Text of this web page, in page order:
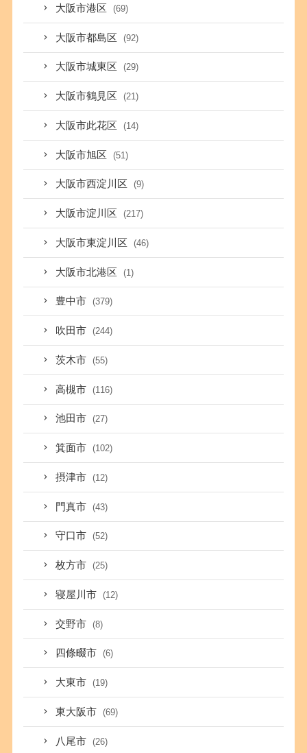
大阪市港区 (69)
大阪市都島区 (92)
大阪市城東区 (29)
大阪市鶴見区 (21)
大阪市此花区 (14)
大阪市旭区 (51)
大阪市西淀川区 (9)
大阪市淀川区 (217)
大阪市東淀川区 (46)
大阪市北港区 (1)
豊中市 (379)
吹田市 (244)
茨木市 (55)
高槻市 (116)
池田市 (27)
箕面市 (102)
摂津市 (12)
門真市 (43)
守口市 (52)
枚方市 (25)
寝屋川市 (12)
交野市 (8)
四條畷市 (6)
大東市 (19)
東大阪市 (69)
八尾市 (26)